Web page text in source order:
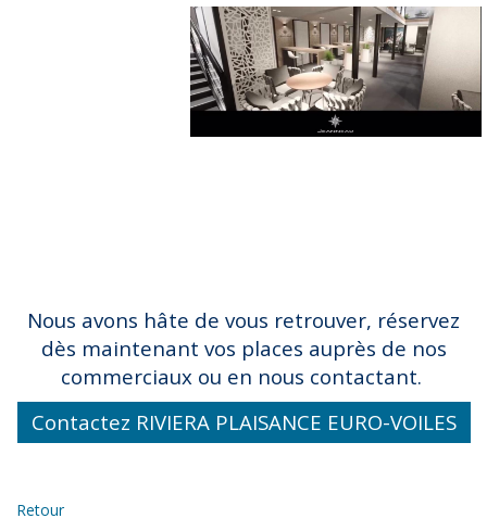
Nous avons hâte de vous retrouver, réservez
dès maintenant vos places auprès de nos
commerciaux ou en nous contactant.
Contactez RIVIERA PLAISANCE EURO-VOILES
Retour